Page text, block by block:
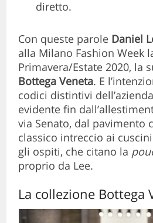
diretto.
Con queste parole Daniel
alla Milano Fashion Week
Primavera/Estate 2020, la
Bottega Veneta. E
codici distintivi
evidente fin
via Senato, dal pavimento
classico intreccio ai
gli ospiti, che citano la
proprio da Lee.
La collezione Bottega